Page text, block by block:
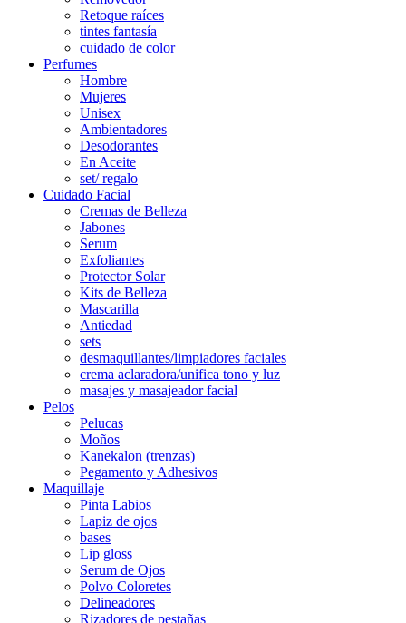
Retoque raíces
tintes fantasía
cuidado de color
Perfumes
Hombre
Mujeres
Unisex
Ambientadores
Desodorantes
En Aceite
set/ regalo
Cuidado Facial
Cremas de Belleza
Jabones
Serum
Exfoliantes
Protector Solar
Kits de Belleza
Mascarilla
Antiedad
sets
desmaquillantes/limpiadores faciales
crema aclaradora/unifica tono y luz
masajes y masajeador facial
Pelos
Pelucas
Moños
Kanekalon (trenzas)
Pegamento y Adhesivos
Maquillaje
Pinta Labios
Lapiz de ojos
bases
Lip gloss
Serum de Ojos
Polvo Coloretes
Delineadores
Rizadores de pestañas